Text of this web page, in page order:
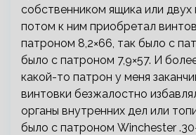
собственником ящика или двух
потом к ним приобретал
патроном 8,2×66, так было с
было с патроном 7,9×57. И
какой-то патрон у меня
винтовки безжалостно
органы внутренних дел или
было с патроном Winchester